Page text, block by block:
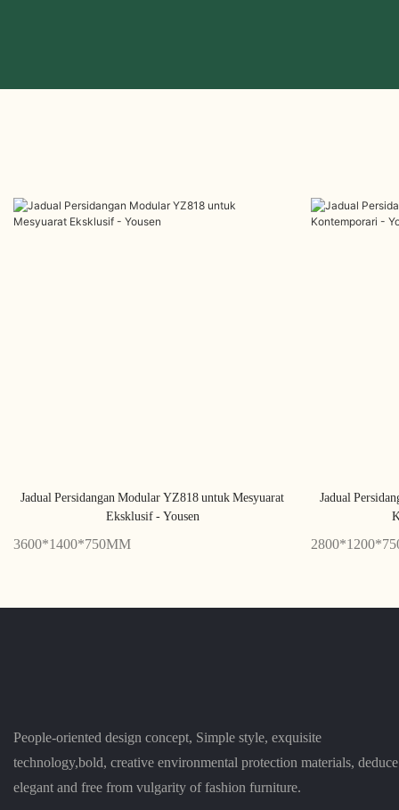
Jadual Persidangan Modular YZ818 untuk Mesyuarat
Eksklusif - Yousen
3600*1400*750MM
Jadual
People-oriented design concept, Simple style, exquisite
technology,bold, creative environmental protection materials, deduce
elegant and free from vulgarity of fashion furniture.